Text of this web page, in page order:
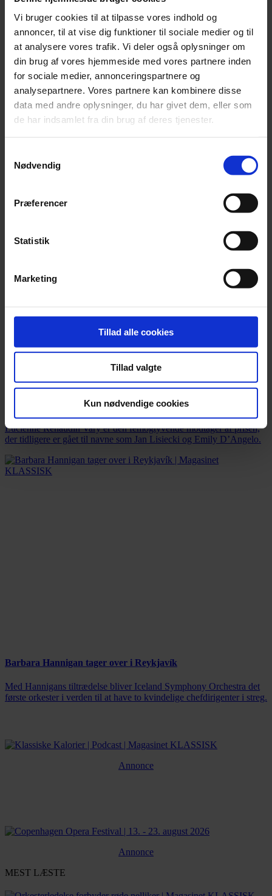
Vi bruger cookies til at tilpasse vores indhold og
annoncer, til at vise dig funktioner til sociale medier og til
at analysere vores trafik. Vi deler også oplysninger om
din brug af vores hjemmeside med vores partnere inden
for sociale medier, annonceringspartnere og
analysepartnere. Vores partnere kan kombinere disse
data med andre oplysninger, du har givet dem, eller som
de har indsamlet fra din brug af deres tjenester.
Nødvendig
Præferencer
Statistik
Marketing
Tillad alle cookies
Tillad valgte
Kun nødvendige cookies
En nyudgivet biografi om den tyske tenor Jonas Kaufmann er fup
Barfodet trompetist får årets Leonard Bernstein Award
Lucienne Renaudin Vary er den femogtyvende modtager af prisen,
der tidligere er gået til navne som Jan Lisiecki og Emily D’Angelo.
Barbara Hannigan tager over i Reykjavík
Med Hannigans tiltrædelse bliver Iceland Symphony Orchestra det
første orkester i verden til at have to kvindelige chefdirigenter i streg.
Annonce
Annonce
MEST LÆSTE